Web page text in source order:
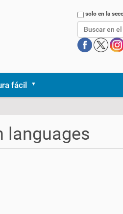
Buscarsolo en la
fácil
languages